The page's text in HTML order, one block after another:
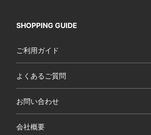
SHOPPING GUIDE
ご利用ガイド
よくあるご質問
お問い合わせ
会社概要